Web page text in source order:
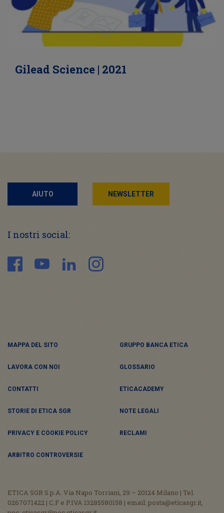
Gilead Science | 2021
AIUTO NEWSLETTER
I nostri social:
MAPPA DEL SITO GRUPPO BANCA ETICA
LAVORA CON NOI GLOSSARIO
CONTATTI ETICACADEMY
STORIE DI ETICA SGR NOTE LEGALI
PRIVACY E COOKIE POLICY RECLAMI
ARBITRO CONTROVERSIE
ETICA SGR S.p.A. Via Napo Torriani, 29 – 20124 Milano | Tel.
0267071422 | C.F e P.IVA 13285580158 | email: posta@eticasgr.it,